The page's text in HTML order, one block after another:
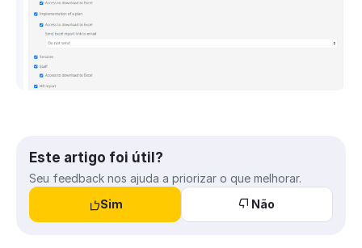
Este artigo foi útil?
Seu feedback nos ajuda a priorizar o que melhorar.
Sim
Não